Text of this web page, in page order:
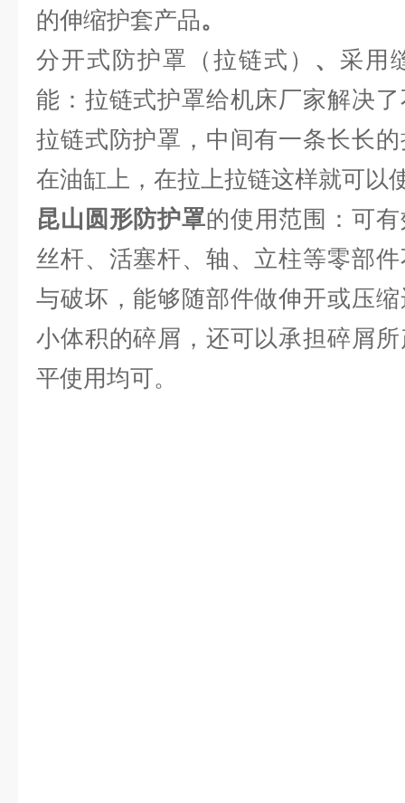
的伸缩护套产品。
分开式防护罩（拉链式） 、 采用
能：拉链式护罩给机床厂家解决
拉链式防护罩，中间有一条长长
在油缸上，在拉上拉链这样就可以
昆山圆形防护罩的使用范围：可
丝杆、活塞杆、轴、立柱等零部
与破坏，能够随部件做伸开或压
小体积的碎屑，还可以承担碎屑
平使用均可。